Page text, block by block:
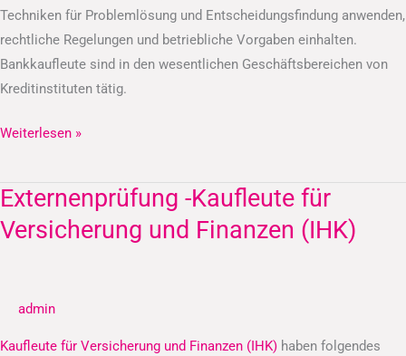
Techniken für Problemlösung und Entscheidungsfindung anwenden,
rechtliche Regelungen und betriebliche Vorgaben einhalten.
Bankkaufleute sind in den wesentlichen Geschäftsbereichen von
Kreditinstituten tätig.
Weiterlesen »
Externenprüfung -Kaufleute für
Versicherung und Finanzen (IHK)
admin
Kaufleute für Versicherung und Finanzen (IHK) haben folgendes
Externenprüfung
-
Kaufleute
und
Finanzen